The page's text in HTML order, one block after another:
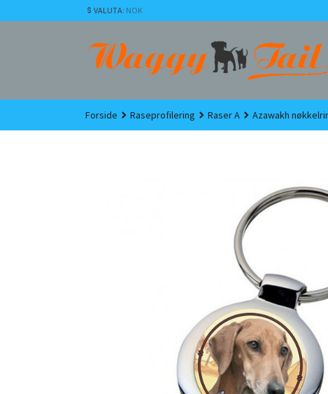
til
VALUTA: NOK
Forside Raseprofilering Raser A Azawakh